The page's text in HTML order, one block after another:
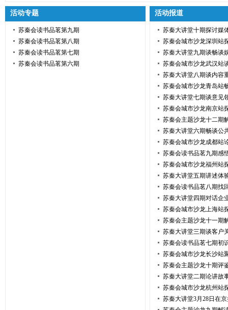
活动专题
苏秦会读书品茗第九期
苏秦会读书品茗第八期
苏秦会读书品茗第七期
苏秦会读书品茗第六期
活动报道
苏秦大讲堂十期探讨媒
苏秦会城市沙龙深圳站
苏秦大讲堂九期谈畅谈
苏秦会城市沙龙武汉站
苏秦大讲堂八期谈内容
苏秦会城市沙龙青岛站
苏秦大讲堂七期谈意见
苏秦会城市沙龙南京站
苏秦会主题沙龙十二期
苏秦大讲堂六期畅谈公
苏秦会城市沙龙成都站
苏秦会读书品茗九期感
苏秦会城市沙龙福州站
苏秦大讲堂五期讲述体
苏秦会读书品茗八期找
苏秦大讲堂四期对话企
苏秦会城市沙龙上海站
苏秦会主题沙龙十一期
苏秦大讲堂三期谈客户
苏秦会读书品茗七期初
苏秦会城市沙龙长沙站
苏秦会主题沙龙十期评
苏秦大讲堂二期论讲故
苏秦会城市沙龙杭州站
苏秦大讲堂3月28日在